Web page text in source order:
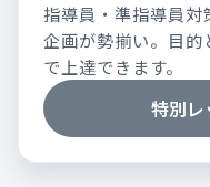
指導員・準指導員対
企画が勢揃い。目的
で上達できます。
特別レ